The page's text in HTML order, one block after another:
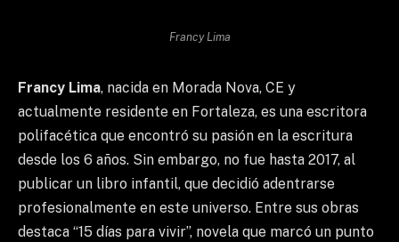
Francy Lima
Francy Lima, nacida en Morada Nova, CE y
actualmente residente en Fortaleza, es una escritora
polifacética que encontró su pasión en la escritura
desde los 6 años. Sin embargo, no fue hasta 2017, al
publicar un libro infantil, que decidió adentrarse
profesionalmente en este universo. Entre sus obras
destaca “15 días para vivir”, novela que marcó un punto